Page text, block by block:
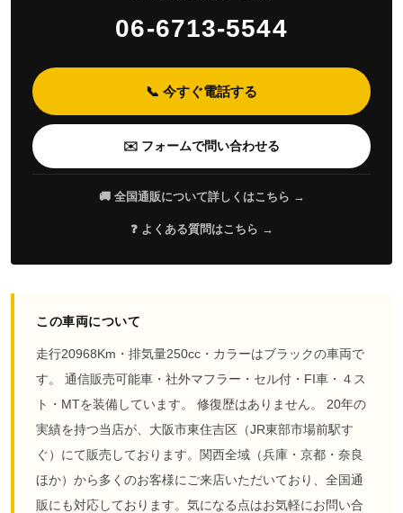
06-6713-5544
📞 今すぐ電話する
✉️ フォームで問い合わせる
🚚 全国通販について詳しくはこちら →
❓ よくある質問はこちら →
この車両について
走行20968Km・排気量250cc・カラーはブラックの車両で
す。 通信販売可能車・社外マフラー・セル付・FI車・４ス
ト・MTを装備しています。 修復歴はありません。 20年の
実績を持つ当店が、大阪市東住吉区（JR東部市場前駅す
ぐ）にて販売しております。関西全域（兵庫・京都・奈良
ほか）から多くのお客様にご来店いただいており、全国通
販にも対応しております。気になる点はお気軽にお問い合